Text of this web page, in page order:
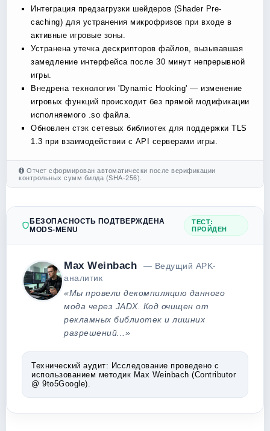
Интеграция предзагрузки шейдеров (Shader Pre-
caching) для устранения микрофризов при входе в
активные игровые зоны.
Устранена утечка дескрипторов файлов, вызывавшая
замедление интерфейса после 30 минут непрерывной
игры.
Внедрена технология 'Dynamic Hooking' — изменение
игровых функций происходит без прямой модификации
исполняемого .so файла.
Обновлен стэк сетевых библиотек для поддержки TLS
1.3 при взаимодействии с API серверами игры.
Отчет сформирован автоматически после верификации
контрольных сумм билда (SHA-256).
БЕЗОПАСНОСТЬ ПОДТВЕРЖДЕНА
MODS-MENU
ТЕСТ:
ПРОЙДЕН
Max Weinbach
— Ведущий APK-
аналитик
«Мы провели декомпиляцию данного
мода через JADX. Код очищен от
рекламных библиотек и лишних
разрешений...»
Технический аудит: Исследование проведено с
использованием методик Max Weinbach (Contributor
@ 9to5Google).